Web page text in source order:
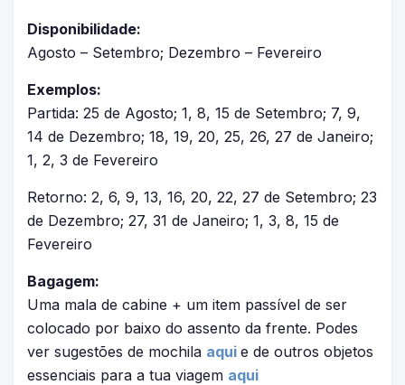
Disponibilidade:
Agosto – Setembro; Dezembro – Fevereiro
Exemplos:
Partida: 25 de Agosto; 1, 8, 15 de Setembro; 7, 9,
14 de Dezembro; 18, 19, 20, 25, 26, 27 de Janeiro;
1, 2, 3 de Fevereiro
Retorno: 2, 6, 9, 13, 16, 20, 22, 27 de Setembro; 23
de Dezembro; 27, 31 de Janeiro; 1, 3, 8, 15 de
Fevereiro
Bagagem:
Uma mala de cabine + um item passível de ser
colocado por baixo do assento da frente. Podes
ver sugestões de mochila aqui e de outros objetos
essenciais para a tua viagem aqui